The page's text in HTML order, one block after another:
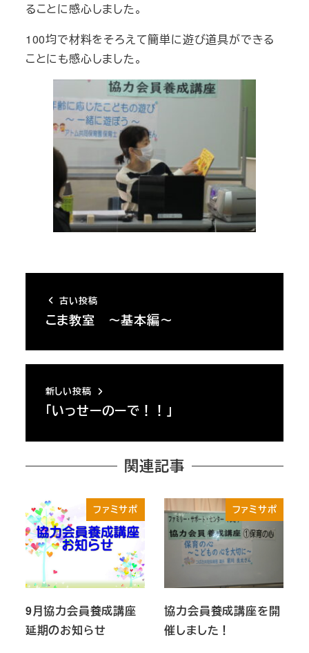
ることに感心しました。
100均で材料をそろえて簡単に遊び道具ができる
ことにも感心しました。
古い投稿
こま教室 ～基本編～
新しい投稿
「いっせーのーで！！」
関連記事
ファミサポ
9月協力会員養成講座
延期のお知らせ
ファミサポ
協力会員養成講座を開
催しました！